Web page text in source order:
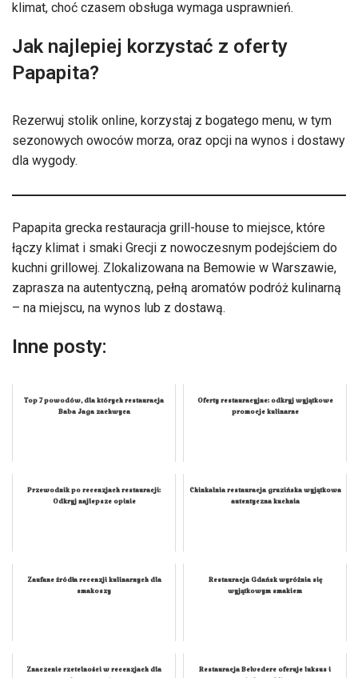
klimat, choć czasem obsługa wymaga usprawnień.
Jak najlepiej korzystać z oferty
Papapita?
Rezerwuj stolik online, korzystaj z bogatego menu, w tym
sezonowych owoców morza, oraz opcji na wynos i dostawy
dla wygody.
Papapita grecka restauracja grill-house to miejsce, które
łączy klimat i smaki Grecji z nowoczesnym podejściem do
kuchni grillowej. Zlokalizowana na Bemowie w Warszawie,
zaprasza na autentyczną, pełną aromatów podróż kulinarną
– na miejscu, na wynos lub z dostawą.
Inne posty:
Top 7 powodów, dla których restauracja
Baba Jaga zachwyca
Oferty restauracyjne: odkryj wyjątkowe
promocje kulinarne
Przewodnik po recenzjach restauracji:
Odkryj najlepsze opinie
Chinkalnia restauracja gruzińska wyjątkowa
autentyczna kuchnia
Zaufane źródła recenzji kulinarnych dla
smakoszy
Restauracja Gdańsk wyróżnia się
wyjątkowym smakiem
Znaczenie rzetelności w recenzjach dla
Restauracja Belvedere oferuje luksus i